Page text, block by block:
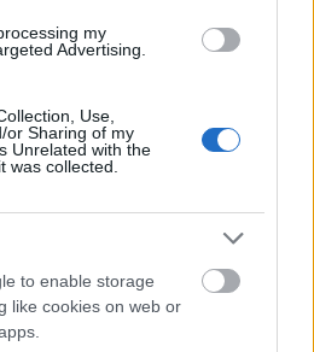
my
Advertising.
Use,
or Sharing of my
Unrelated with the
was collected.
to enable storage
like cookies on web or
- febrero: los fichajes siguen
La tendencia de mercado ha sido
alcista en febrero, con una subida
general de 29 millones. Los nuevos
principales artífices de este
incremento en los precios, en
Aubameyang y Adama Traoré.